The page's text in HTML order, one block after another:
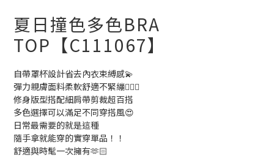
夏日撞色多色BRA
TOP【C111067】
自帶罩杯設計省去內衣束縛感💫
彈力親膚面料柔軟舒適不緊繃🙆🏻‍♀️
修身版型搭配細肩帶剪裁超百搭
多色選擇可以滿足不同穿搭風😍
日常最需要的就是這種
隨手拿就能穿的實穿單品！！
舒適與時髦一次擁有🫶🏻